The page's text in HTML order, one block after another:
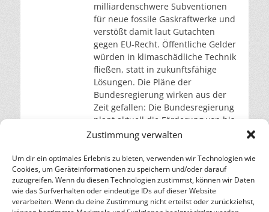
Zustimmung verwalten
Um dir ein optimales Erlebnis zu bieten, verwenden wir Technologien wie
Cookies, um Geräteinformationen zu speichern und/oder darauf
zuzugreifen. Wenn du diesen Technologien zustimmst, können wir Daten
wie das Surfverhalten oder eindeutige IDs auf dieser Website
verarbeiten. Wenn du deine Zustimmung nicht erteilst oder zurückziehst,
milliardenschwere Subventionen
für neue fossile Gaskraftwerke und
verstößt damit laut Gutachten
gegen EU-Recht. Öffentliche Gelder
würden in klimaschädliche Technik
fließen, statt in zukunftsfähige
Lösungen. Die Pläne der
Bundesregierung wirken aus der
Zeit gefallen: Die Bundesregierung
plant aktuell die Förderung von bis
zu 35 neuen fossilen
Mitteln. Insgesamt 20 bis
weiterlesen…
– Energie für die Zukunft –